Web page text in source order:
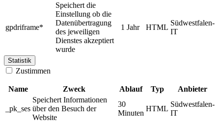
gpdriframe*
Speichert die
Einstellung ob die
Datenübertragung
des jeweiligen
Dienstes akzeptiert
wurde
1 Jahr HTML
Südwestfalen-
IT
Statistik
Zustimmen
Name Zweck Ablauf Typ Anbieter
_pk_ses
Speichert Informationen
über den Besuch der
Website
30
Minuten
HTML
Südwestfalen-
IT